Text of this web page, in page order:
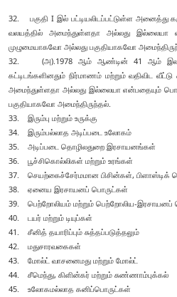
32. பகுதி I இல் பட்டியலிடப்பட்டுள்ள அனைத்து
வலயத்தில் அமைந்துள்ளதா அல்லது இல்லையா
முழுமையாகவோ அல்லது பகுதியாகவோ
32. (அ).1978 ஆம் ஆண்டின் 41 ஆம் இலக்க
கட்டிடங்களினதும் நிர்மாணம் மற்றும் வதிவிட
அமைந்துள்ளதா அல்லது இல்லையா என்பதையும்
பகுதியாகவோ அமைந்திருந்தல்.
33. இரும்பு மற்றும் உருக்கு
34. இரும்பல்லாத அடிப்படை உலோகம்
35. அடிப்படை தொழிலதுறை இரசாயனங்கள்
36. பூச்சிகொல்லிகள் மற்றும் உரங்கள்
37. செயற்கைச்சேர்மமான பிசின்கள், பிளாஸ்டிக்
38. ஏனைய இரசாயனப் பொருட்கள்
39. பெற்றோலியம் மற்றும் பெற்றோலிய-இரசாயனப்
40. டயர் மற்றும் டியுப்கள்
41. சீனித் தயாரிப்பும் சுத்தப்படுத்தலும்
42. மதுசாரவகைகள்
43. மோல்ட் வாசனைமது மற்றும் மோல்ட்
44. சீமெந்து, கிளின்கர் மற்றும் சுண்ணாம்புக்கல்
45. உலோகமல்லாத கனிப்பொருட்கள்